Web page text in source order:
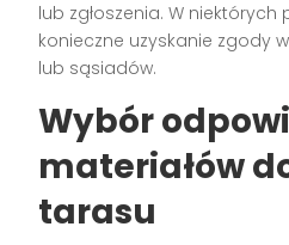
lub zgłoszenia. W
konieczne uzyskanie zgody
lub sąsiadów.
Wybór
materiałów
tarasu